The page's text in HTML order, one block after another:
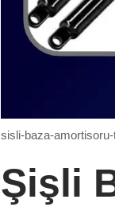
sisli-baza-
Şişli